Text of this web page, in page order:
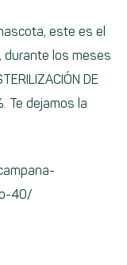
este es el
durante los meses
DE
Te dejamos la
40/